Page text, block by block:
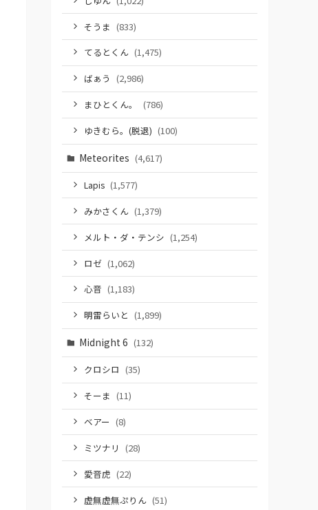
そうま (833)
てるとくん (1,475)
ばぁう (2,986)
まひとくん。
(786)
ゆきむら。(脱退) (100)
Meteorites (4,617)
Lapis (1,577)
みかさくん (1,379)
メルト・ダ・テンシ (1,254)
ロゼ (1,062)
心音 (1,183)
明雷らいと (1,899)
Midnight 6 (132)
クロシロ (35)
そーま (11)
ベアー (8)
ミツナリ (28)
愛音虎 (22)
虚無虚無ぷりん (51)